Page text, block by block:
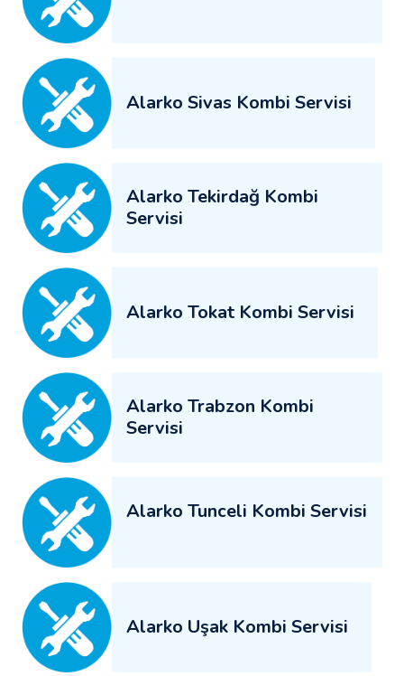
Alarko Sivas Kombi Servisi
Alarko Tekirdağ Kombi
Servisi
Alarko Tokat Kombi Servisi
Alarko Trabzon Kombi
Servisi
Alarko Tunceli Kombi Servisi
Alarko Uşak Kombi Servisi